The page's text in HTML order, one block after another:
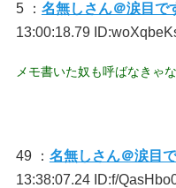
5 ： 名無しさん＠涙目で
13:00:18.79
メモ書いた奴も呼ばなきゃな
49 ： 名無しさん＠涙目で
13:38:07.24 ID:f/